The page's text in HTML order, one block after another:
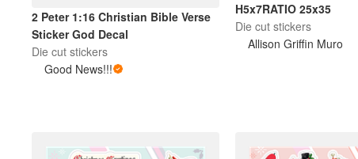
アパレル
アクリルグッズ
サンプル
2 Peter 1:16 Christian Bible Verse
Sticker God Decal
Die cut stickers
Good News!!!
H5x7RATIO 25x35
Die cut stickers
Allison Griffin Muro